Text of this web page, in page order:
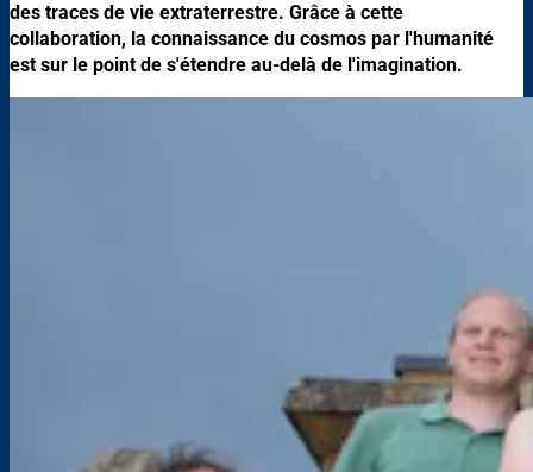
des traces de vie extraterrestre. Grâce à cette
collaboration, la connaissance du cosmos par l'humanité
est sur le point de s'étendre au-delà de l'imagination.